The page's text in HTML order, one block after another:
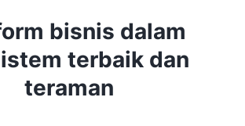
bisnis dalam
terbaik dan
teraman